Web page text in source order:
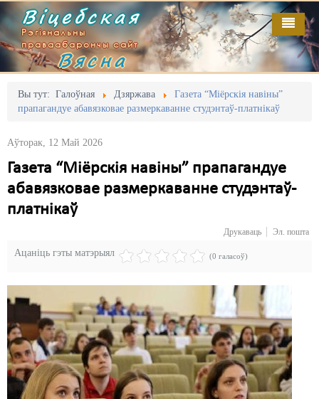
Віцебская
Рэгіянальны
праваабарончы сайт
Вясна
Вы тут: Галоўная Дзяржава
Газета “Міёрскія навіны”
прапагандуе абавязковае размеркаванне студэнтаў-платнікаў
Аўторак, 12 Май 2026
Газета “Міёрскія навіны” прапагандуе
абавязковае размеркаванне студэнтаў-
платнікаў
Друкаваць Эл. пошта
Ацаніць гэты матэрыял (0 галасоў)
Галоўная
Адміністрацыйны перасьлед
Безбар'ернае асяродзьдзе
Грамадзянскія ініцыятывы
Карная псыхіятрыя
КПЧ ААН
Культурныя правы
Выданьні
Кантакт
RSS